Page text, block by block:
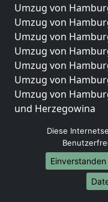
Umzug von
Umzug von
Umzug von
Umzug von
Umzug von
Umzug von
Umzug von
und Herzegowina
Umzug von
Umzug von
Umzug von
Umzug von
Umzug von
Diese
Einverstanden